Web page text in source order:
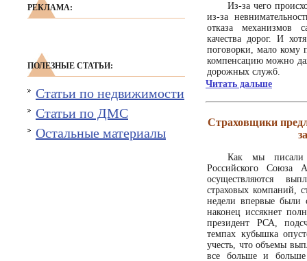
РЕКЛАМА:
ПОЛЕЗНЫЕ СТАТЬИ:
Статьи по недвижимости
Статьи по ДМС
Остальные материалы
Из-за чего
из-за
отказа механизмов
качества дорог. И
поговорки, мало кому
компенсацию можно
дорожных служб.
Читать дальше
Страховщики
Как мы писали
Российского Союза
осуществляются
страховых компаний,
недели впервые были
наконец иссякнет
президент РСА,
темпах кубышка
учесть, что объемы
все больше и